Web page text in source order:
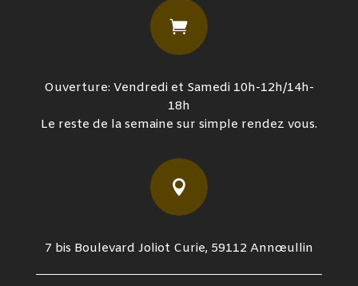

Ouverture: Vendredi et Samedi 10h-12h/14h-
18h
Le reste de la semaine sur simple rendez vous.

7 bis Boulevard Joliot Curie, 59112 Annœullin